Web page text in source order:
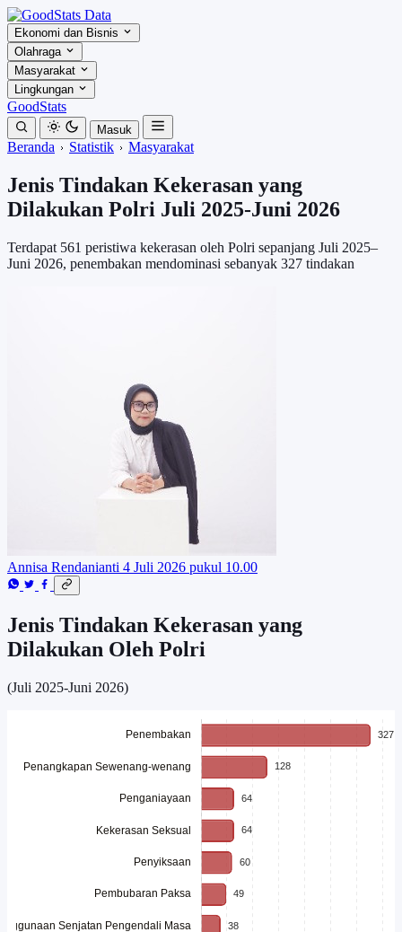
Ekonomi dan Bisnis
Olahraga
Masyarakat
Lingkungan
GoodStats
Masuk
Beranda Statistik Masyarakat
Jenis Tindakan Kekerasan yang
Dilakukan Polri Juli 2025-Juni 2026
Terdapat 561 peristiwa kekerasan oleh Polri sepanjang Juli 2025–
Juni 2026, penembakan mendominasi sebanyak 327 tindakan
Annisa Rendanianti 4 Juli 2026 pukul 10.00
Jenis Tindakan Kekerasan yang
Dilakukan Oleh Polri
(Juli 2025-Juni 2026)